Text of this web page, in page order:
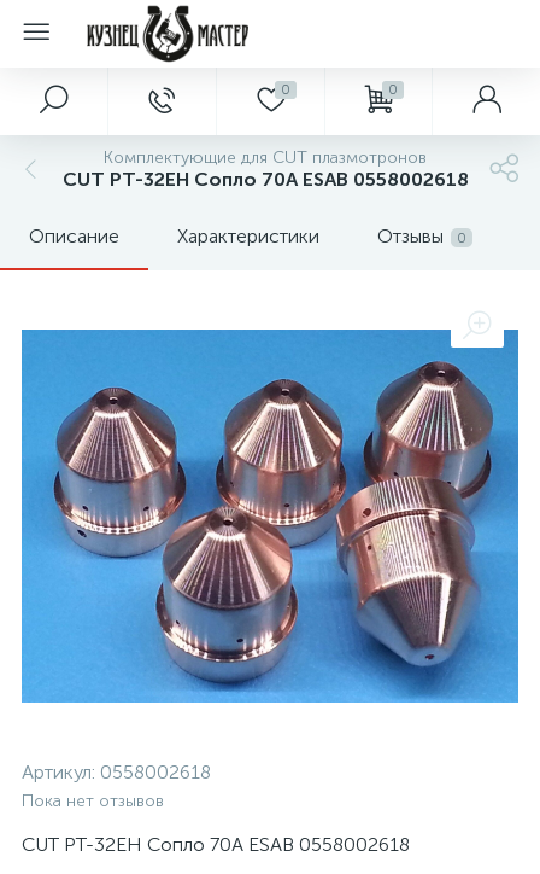
0 0
Комплектующие для CUT плазмотронов
CUT РТ-32EH Сопло 70А ESAB 0558002618
Описание Характеристики Отзывы 0
Артикул: 0558002618
Пока нет отзывов
CUT РТ-32EH Сопло 70А ESAB 0558002618